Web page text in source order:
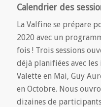
Calendrier des
La Valfine se prépare
2020 avec un
fois ! Trois sessions
déjà planifiées avec les
Valette en Mai, Guy
en Octobre. Nous
dizaines de